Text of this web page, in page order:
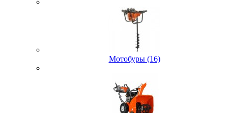
Мотобуры (16)